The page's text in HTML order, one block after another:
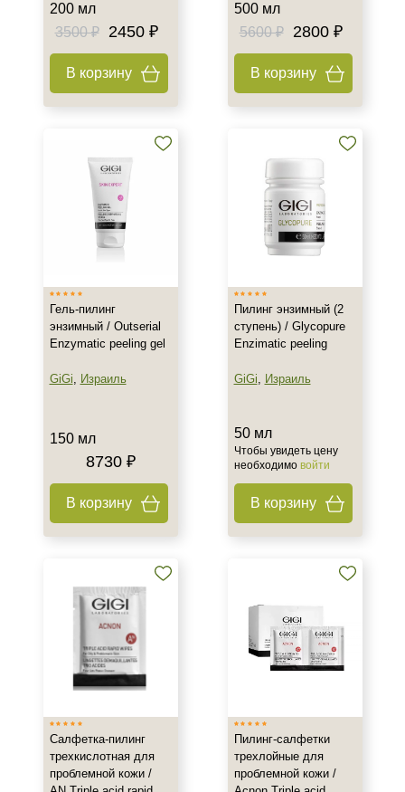
200 мл
3500 ₽
2450 ₽
В корзину
500 мл
5600 ₽
2800 ₽
В корзину
Гель-пилинг
энзимный / Outserial
Enzymatic peeling gel
GiGi, Израиль
150 мл
8730 ₽
В корзину
Пилинг энзимный (2
ступень) / Glycopure
Enzimatic peeling
GiGi, Израиль
50 мл
Чтобы увидеть цену
необходимо войти
В корзину
Салфетка-пилинг
трехкислотная для
проблемной кожи /
Пилинг-салфетки
трехлойные для
проблемной кожи /
+7 (495) 640-58-89